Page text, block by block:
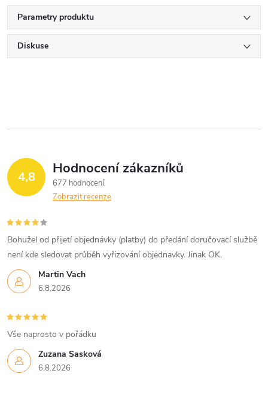
Parametry produktu
Diskuse
4,8 Hodnocení zákazníků
677 hodnocení
Zobrazit recenze
Martin Vach
6.8.2026
Bohužel od přijetí objednávky (platby) do předání doručovací službě
není kde sledovat průběh vyřizování objednavky. Jinak OK.
Zuzana Sasková
6.8.2026
Vše naprosto v pořádku